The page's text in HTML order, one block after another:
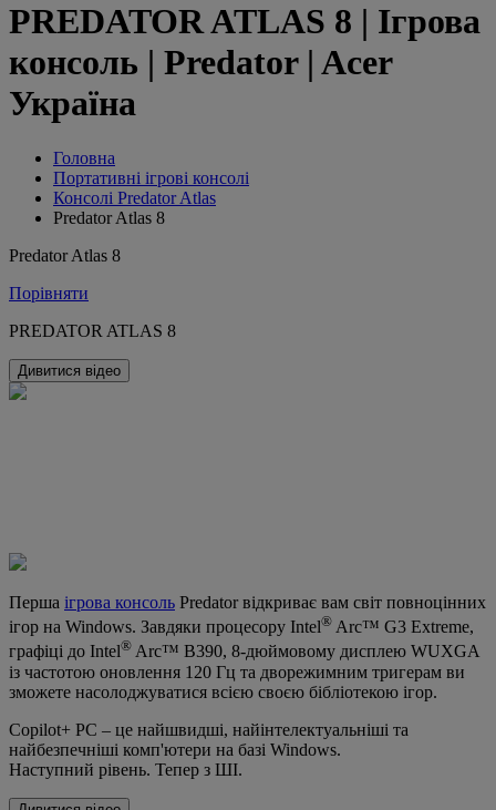
PREDATOR ATLAS 8 | Ігрова
консоль | Predator | Acer
Україна
Головна
Портативні ігрові консолі
Консолі Predator Atlas
Predator Atlas 8
Predator Atlas 8
Порівняти
PREDATOR ATLAS 8
Дивитися відео
Перша ігрова консоль Predator відкриває вам світ повноцінних
ігор на Windows. Завдяки процесору Intel® Arc™ G3 Extreme,
графіці до Intel® Arc™ B390, 8-дюймовому дисплею WUXGA
із частотою оновлення 120 Гц та дворежимним тригерам ви
зможете насолоджуватися всією своєю бібліотекою ігор.
Copilot+ PC – це найшвидші, найінтелектуальніші та
найбезпечніші комп'ютери на базі Windows.
Наступний рівень. Тепер з ШІ.